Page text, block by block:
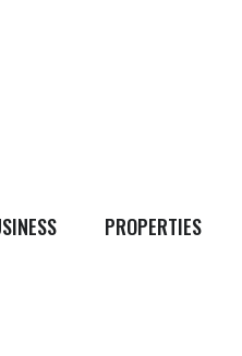
PROPERTIES